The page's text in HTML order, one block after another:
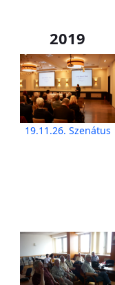
2019
19.11.26. Szenátus